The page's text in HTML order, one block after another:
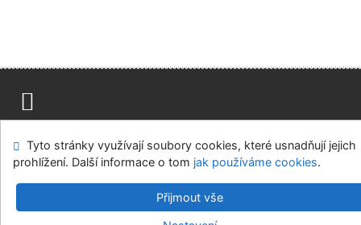
Modul OpenSearch
Napište nám Nastavení cookies
Ústavní soud, IČO: 48513687, se sídlem Joštova 625/8,
Tyto stránky využívají soubory cookies, které usnadňují jejich
prohlížení. Další informace o tom jak používáme cookies.
Přijmout vše